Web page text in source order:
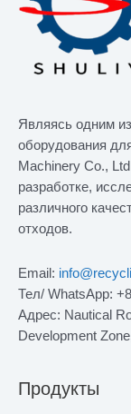
Являясь одним
оборудования
Machinery Co.,
разработке,
различного
отходов.
Email:
Тел/ WhatsApp:
Адрес: Nautical
Development
Продукты